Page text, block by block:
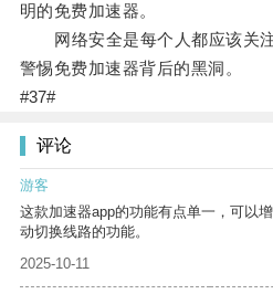
明的免费加速器。
网络安全是每个人都应该关注
警惕免费加速器背后的黑洞。
#37#
评论
游客
这款加速器app的功能有点单一，可以
动切换线路的功能。
2025-10-11